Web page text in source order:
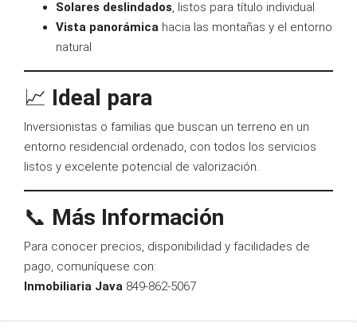
Solares deslindados, listos para título individual
Vista panorámica hacia las montañas y el entorno
natural
📈 Ideal para
Inversionistas o familias que buscan un terreno en un
entorno residencial ordenado, con todos los servicios
listos y excelente potencial de valorización.
📞 Más Información
Para conocer precios, disponibilidad y facilidades de
pago, comuníquese con:
Inmobiliaria Java 849-862-5067